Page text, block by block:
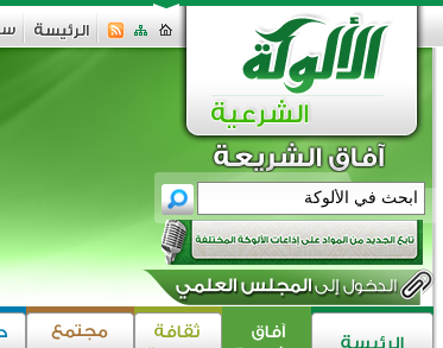
القرآن والتربية في صدارة البرامج
الصيفية للمسلمين في بينزا
وساراتوف وموردوفيا هذا العام